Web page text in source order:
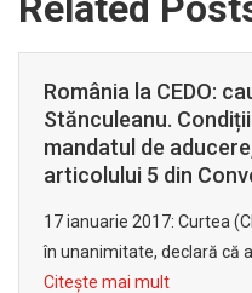
România la CEDO:
Stănculeanu.
mandatul de
articolului 5 din
17 ianuarie 2017: Curtea
în unanimitate, declară că
Citește mai mult